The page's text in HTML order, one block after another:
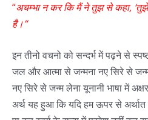
“अचम्भा न कर कि मैं ने तुझ से कहा,
है।”
इन तीनो वचनो को सन्दर्भ में पढ़ने से
जल और आत्मा से जन्मना नए सिरे से जन्म
नए सिरे से जन्म लेना यूनानी भाषा में
अर्थ यह हुआ कि यदि हम ऊपर से अर्थात